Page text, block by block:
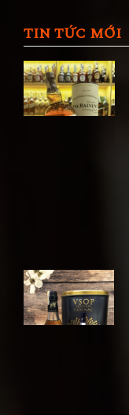
TIN TỨC MỚI